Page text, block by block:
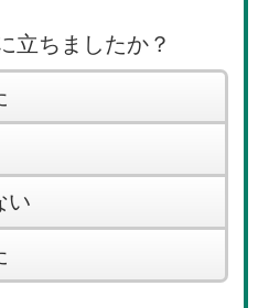
立ちましたか？
い